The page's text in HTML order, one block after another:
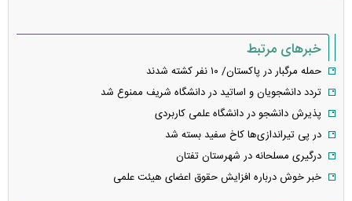
خبرهای مرتبط
حمله مرگبار در پاکستان/ ۱۰ نفر کشته شدند
تردد دانشجویان و اساتید در دانشگاه شریف ممنوع شد
پذیرش دانشجو در دانشگاه علمی کاربردی
در پی تیراندازی‌ها کاخ سفید بسته شد
درگیری مسلحانه در شهرستان تفتان
خبر خوش درباره افزایش حقوق اعضای هیئت علمی